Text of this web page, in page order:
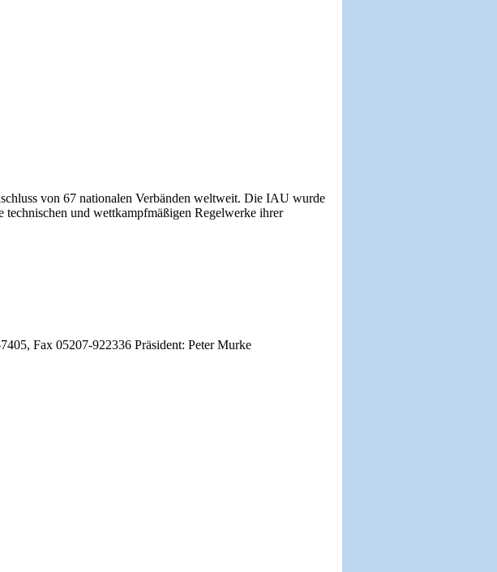
von 67 nationalen Verbänden weltweit. Die IAU wurde
technischen und wettkampfmäßigen Regelwerke ihrer
Fax 05207-922336 Präsident: Peter Murke